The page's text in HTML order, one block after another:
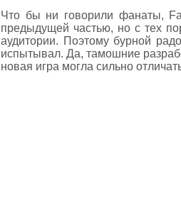
Что бы ни говорили фанаты,
предыдущей частью, но с тех
аудитории. Поэтому бурной
испытывал. Да, тамошние
новая игра могла сильно